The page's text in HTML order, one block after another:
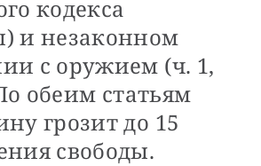
кодекса
и незаконном
с оружием (ч. 1,
обеим статьям
грозит до 15
свободы.